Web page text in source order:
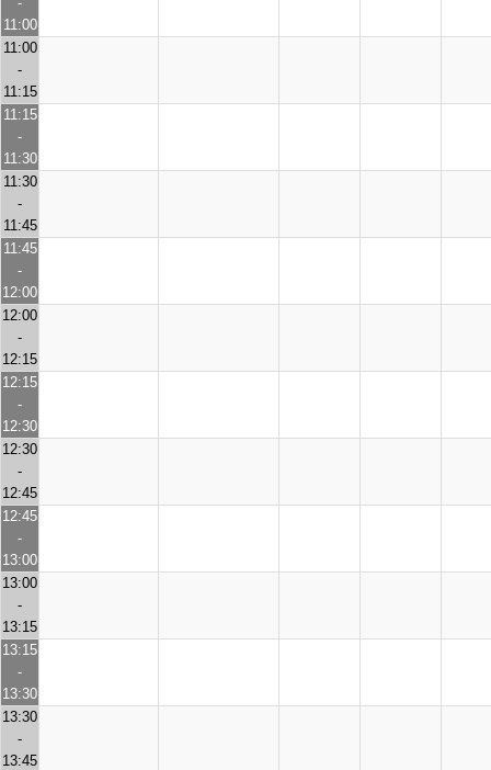
11:00
11:00
-
11:15
11:15
-
11:30
11:30
-
11:45
11:45
-
12:00
12:00
-
12:15
12:15
-
12:30
12:30
-
12:45
12:45
-
13:00
13:00
-
13:15
13:15
-
13:30
13:30
-
13:45